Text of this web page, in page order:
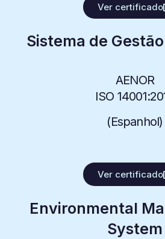
Ver certificado
Sistema de
AENOR
ISO
(Espanhol)
Ver certificado
Environmental
System